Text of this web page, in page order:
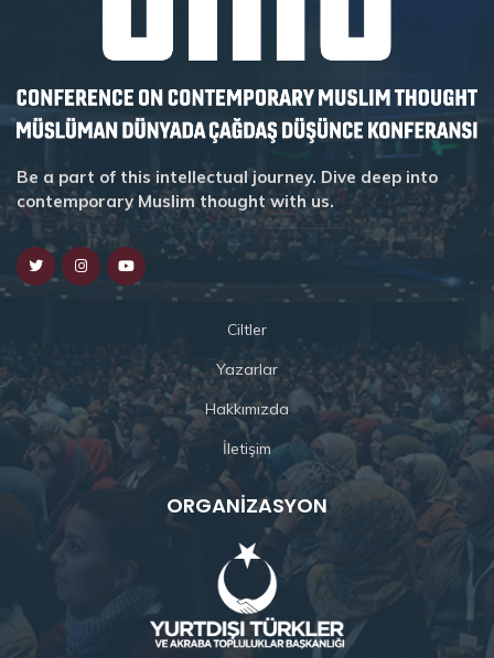
Be a part of this intellectual journey. Dive deep into
contemporary Muslim thought with us.
Ciltler
Yazarlar
Hakkımızda
İletişim
ORGANIZASYON